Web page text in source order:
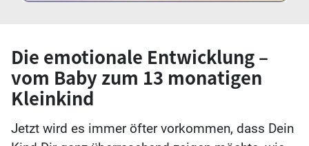
Die emotionale Entwicklung –
vom Baby zum 13 monatigen
Kleinkind
Jetzt wird es immer öfter vorkommen, dass Dein